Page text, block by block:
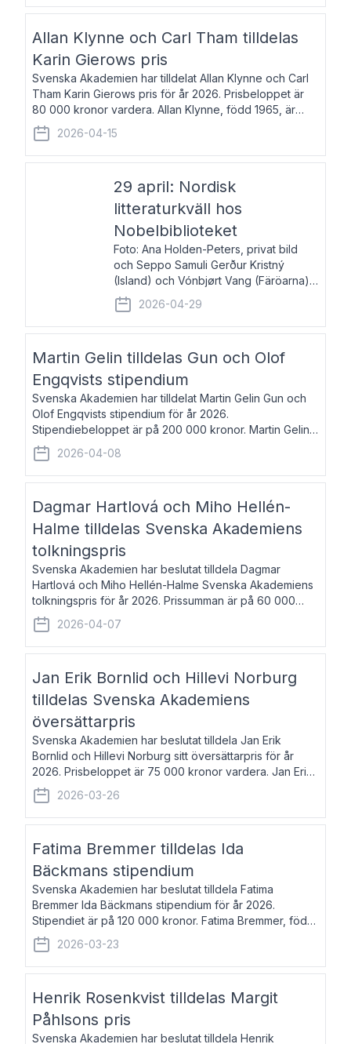
Allan Klynne och Carl Tham tilldelas
Karin Gierows pris
Svenska Akademien har tilldelat Allan Klynne och Carl
Tham Karin Gierows pris för år 2026. Prisbeloppet är
80 000 kronor vardera. Allan Klynne, född 1965, är
arkeolog, författare, översättare och fil.dr i antikens
kultur och samhällsliv. Ut
2026-04-15
29 april: Nordisk
litteraturkväll hos
Nobelbiblioteket
Foto: Ana Holden-Peters, privat bild
och Seppo Samuli Gerður Kristný
(Island) och Vónbjørt Vang (Färöarna)
läser ur sina verk och samtalar med
John Swedenmark. De läser upp på
färöiska, isländska och svenska och
2026-04-29
Martin Gelin tilldelas Gun och Olof
Engqvists stipendium
Svenska Akademien har tilldelat Martin Gelin Gun och
Olof Engqvists stipendium för år 2026.
Stipendiebeloppet är på 200 000 kronor. Martin Gelin,
född 1978, är journalist och författare. Han lever
numera i Paris men var under många år bosat
2026-04-08
Dagmar Hartlová och Miho Hellén-
Halme tilldelas Svenska Akademiens
tolkningspris
Svenska Akademien har beslutat tilldela Dagmar
Hartlová och Miho Hellén-Halme Svenska Akademiens
tolkningspris för år 2026. Prissumman är på 60 000
kronor var. Dagmar Hartlová, född 1951, översätter
huvudsakligen från svenska till tjeckiska
2026-04-07
Jan Erik Bornlid och Hillevi Norburg
tilldelas Svenska Akademiens
översättarpris
Svenska Akademien har beslutat tilldela Jan Erik
Bornlid och Hillevi Norburg sitt översättarpris för år
2026. Prisbeloppet är 75 000 kronor vardera. Jan Erik
Bornlid, född 1947, är översättare från tyska. Han är
främst känd för sina översät
2026-03-26
Fatima Bremmer tilldelas Ida
Bäckmans stipendium
Svenska Akademien har beslutat tilldela Fatima
Bremmer Ida Bäckmans stipendium för år 2026.
Stipendiet är på 120 000 kronor. Fatima Bremmer, född
1977, är journalist och författare. Hon utkom i fjol med
boken Ligan. Klarakvarterens blodsyst
2026-03-23
Henrik Rosenkvist tilldelas Margit
Påhlsons pris
Svenska Akademien har beslutat tilldela Henrik